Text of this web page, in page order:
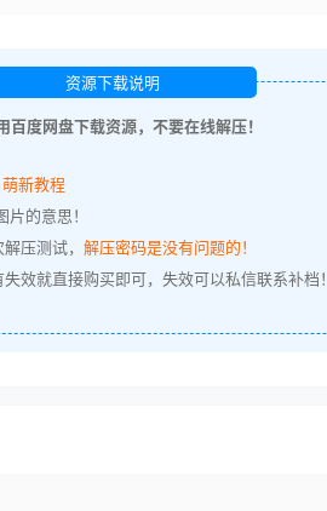
资源下载说明
百度网盘下载资源，不要在线解压！
萌新教程
的意思！
压测试， 解压密码是没有问题的！
效就直接购买即可，失效可以私信联系补档！